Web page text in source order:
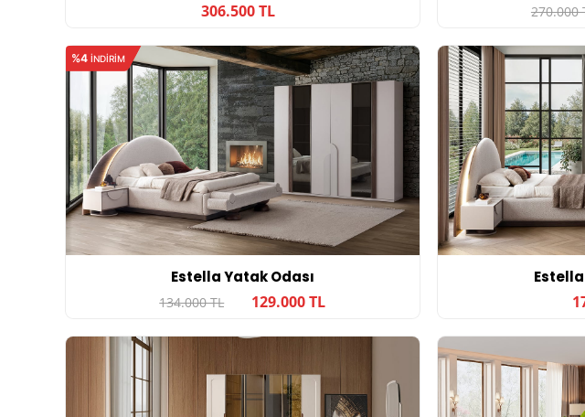
306.500 TL 270.000
%4 INDIRIM
Estella Yatak Odası
134.000 TL 129.000 TL